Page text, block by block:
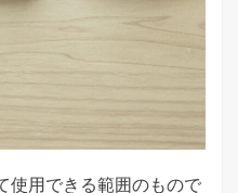
使用できる範囲のもので